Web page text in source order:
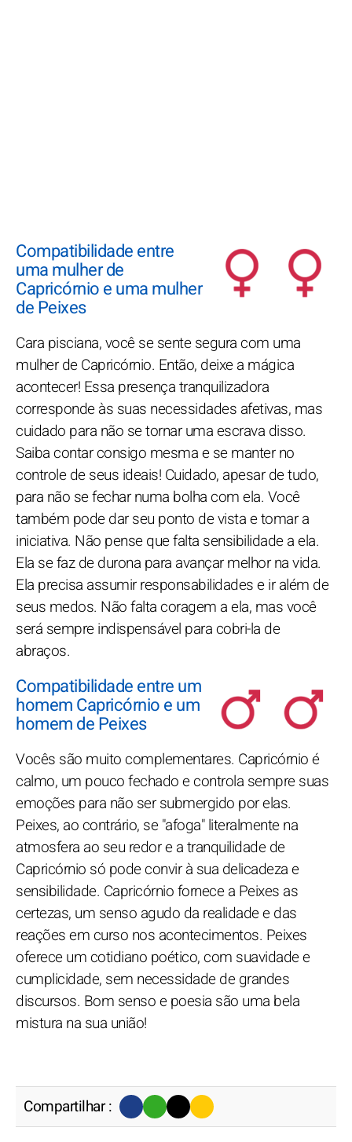
Compatibilidade entre
uma mulher de
Capricórnio e uma mulher
de Peixes
Cara pisciana, você se sente segura com uma
mulher de Capricórnio. Então, deixe a mágica
acontecer! Essa presença tranquilizadora
corresponde às suas necessidades afetivas, mas
cuidado para não se tornar uma escrava disso.
Saiba contar consigo mesma e se manter no
controle de seus ideais! Cuidado, apesar de tudo,
para não se fechar numa bolha com ela. Você
também pode dar seu ponto de vista e tomar a
iniciativa. Não pense que falta sensibilidade a ela.
Ela se faz de durona para avançar melhor na vida.
Ela precisa assumir responsabilidades e ir além de
seus medos. Não falta coragem a ela, mas você
será sempre indispensável para cobri-la de
abraços.
Compatibilidade entre um
homem Capricórnio e um
homem de Peixes
Vocês são muito complementares. Capricórnio é
calmo, um pouco fechado e controla sempre suas
emoções para não ser submergido por elas.
Peixes, ao contrário, se "afoga" literalmente na
atmosfera ao seu redor e a tranquilidade de
Capricórnio só pode convir à sua delicadeza e
sensibilidade. Capricórnio fornece a Peixes as
certezas, um senso agudo da realidade e das
reações em curso nos acontecimentos. Peixes
oferece um cotidiano poético, com suavidade e
cumplicidade, sem necessidade de grandes
discursos. Bom senso e poesia são uma bela
mistura na sua união!
Compartilhar :